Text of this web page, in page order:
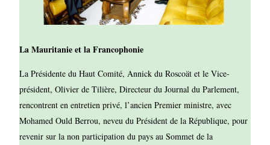
La Mauritanie et la Francophonie
La Présidente du Haut Comité, Annick du Roscoät et le Vice-
président, Olivier de Tilière, Directeur du Journal du Parlement,
rencontrent en entretien privé, l’ancien Premier ministre, avec
Mohamed Ould Berrou, neveu du Président de la République, pour
revenir sur la non participation du pays au Sommet de la